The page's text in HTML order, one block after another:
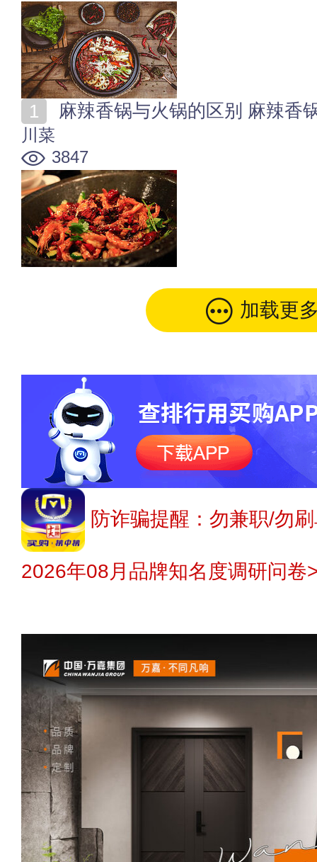
麻辣香锅与火锅的区别 麻辣香
川菜
3847
加载更
防诈骗提醒：勿兼职/勿
2026年08月品牌知名度调研问卷